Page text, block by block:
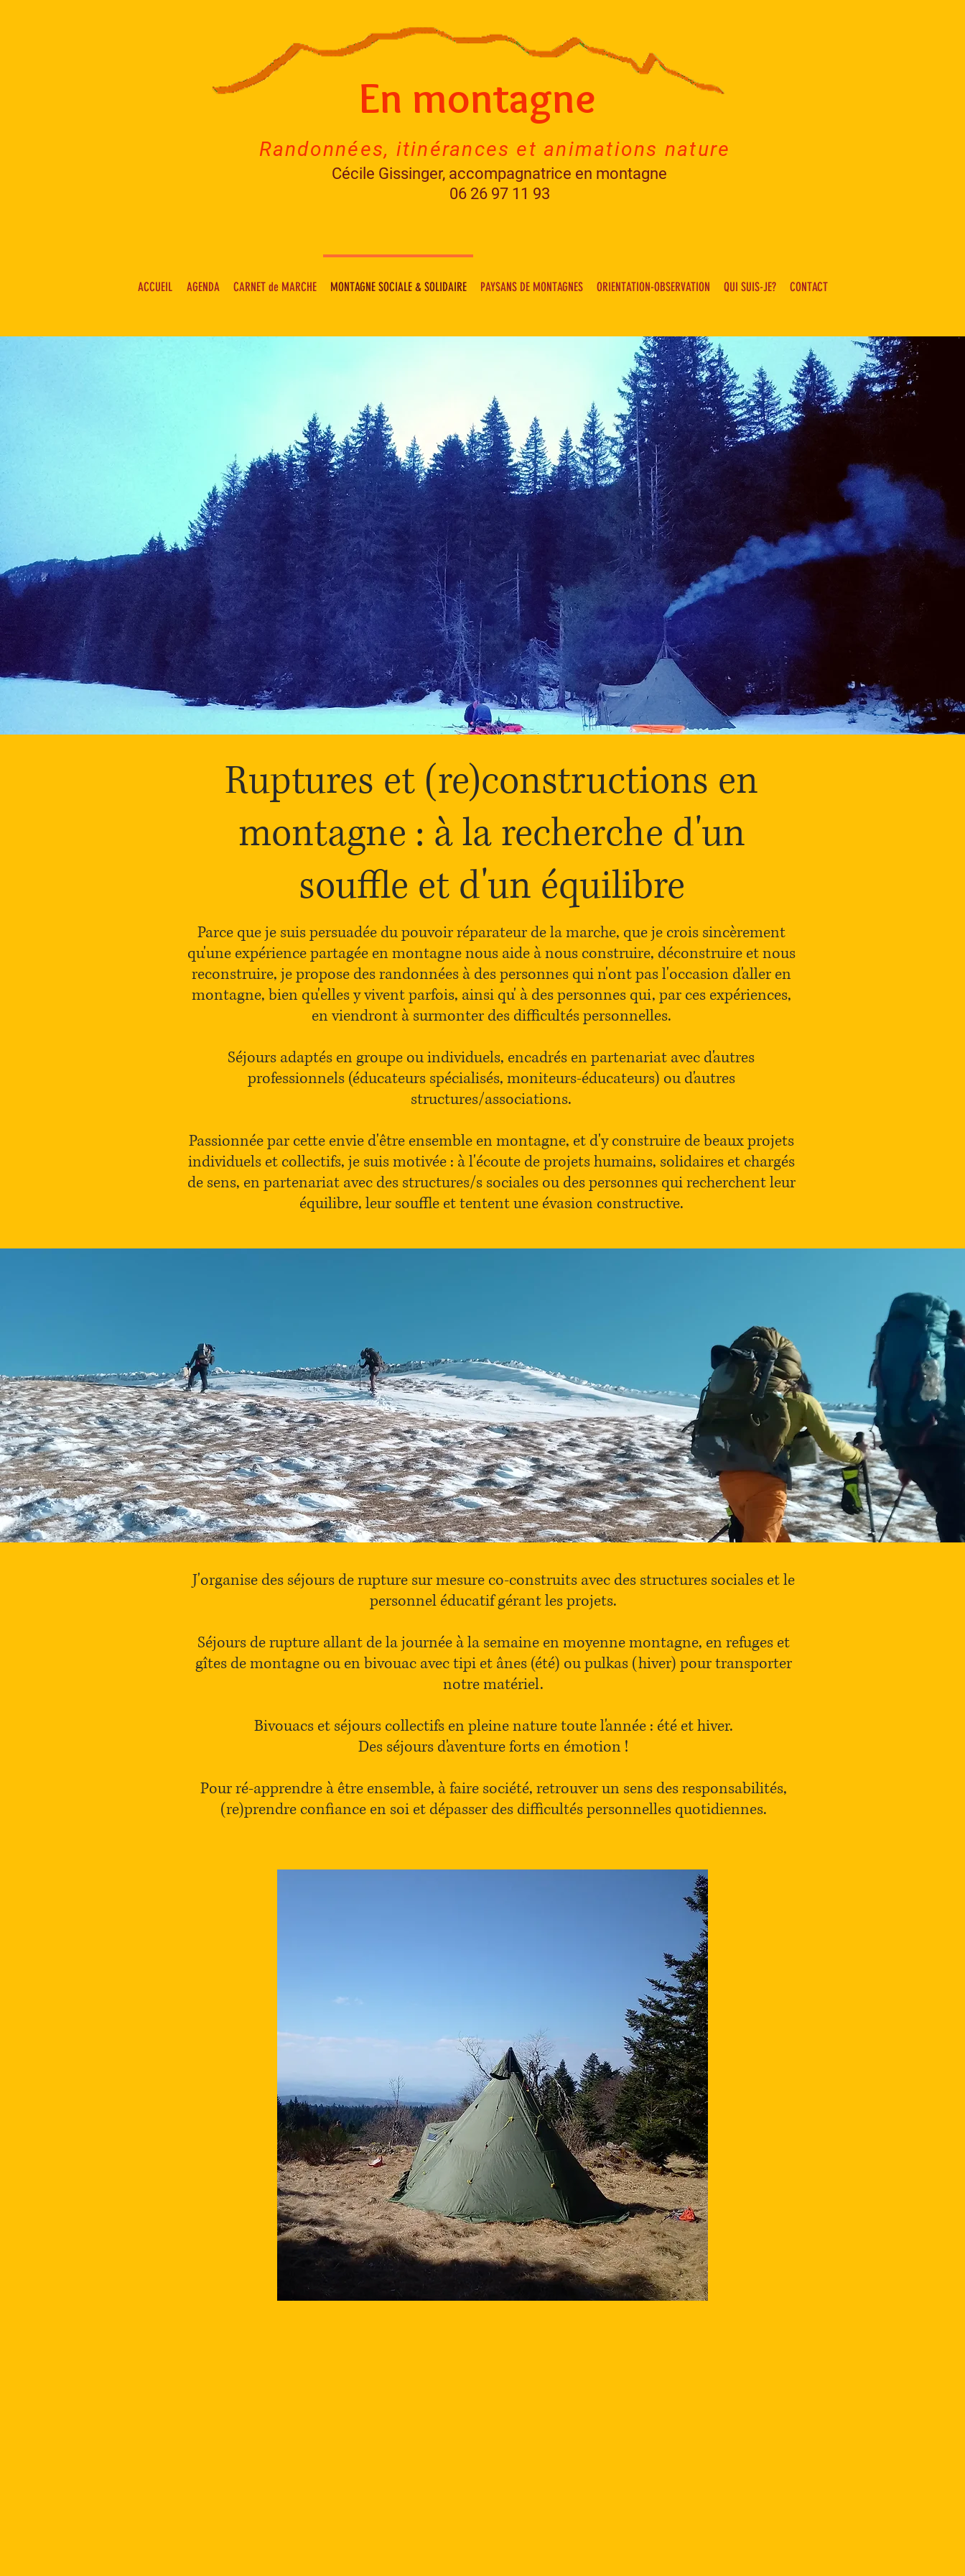
En montagne
Randonnées, itinérances et animations nature
Cécile Gissinger, accompagnatrice en montagne
06 26 97 11 93
ACCUEIL AGENDA CARNET de MARCHE MONTAGNE SOCIALE & SOLIDAIRE PAYSANS DE MONTAGNES ORIENTATION-OBSERVATION QUI SUIS-JE? CONTACT
Ruptures et (re)constructions en
montagne : à la recherche d'un
souffle et d'un équilibre
Parce que je suis persuadée du pouvoir réparateur de la marche, que je crois sincèrement
qu'une expérience partagée en montagne nous aide à nous construire, déconstruire et nous
reconstruire, je propose des randonnées à des personnes qui n'ont pas l'occasion d'aller en
montagne, bien qu'elles y vivent parfois, ainsi qu' à des personnes qui, par ces expériences,
en viendront à surmonter des difficultés personnelles.
Séjours adaptés en groupe ou individuels, encadrés en partenariat avec d'autres
professionnels (éducateurs spécialisés, moniteurs-éducateurs) ou d'autres
structures/associations.
Passionnée par cette envie d'être ensemble en montagne, et d'y construire de beaux projets
individuels et collectifs, je suis motivée : à l'écoute de projets humains, solidaires et chargés
de sens, en partenariat avec des structures/s sociales ou des personnes qui recherchent leur
équilibre, leur souffle et tentent une évasion constructive.
J'organise des séjours de rupture sur mesure co-construits avec des structures sociales et le
personnel éducatif gérant les projets.
Séjours de rupture allant de la journée à la semaine en moyenne montagne, en refuges et
gîtes de montagne ou en bivouac avec tipi et ânes (été) ou pulkas (hiver) pour transporter
notre matériel.
Bivouacs et séjours collectifs en pleine nature toute l'année : été et hiver.
Des séjours d'aventure forts en émotion !
Pour ré-apprendre à être ensemble, à faire société, retrouver un sens des responsabilités,
(re)prendre confiance en soi et dépasser des difficultés personnelles quotidiennes.